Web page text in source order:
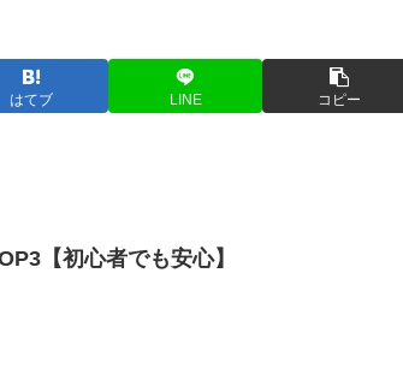
はてブ LINE コピー
【初心者でも安心】